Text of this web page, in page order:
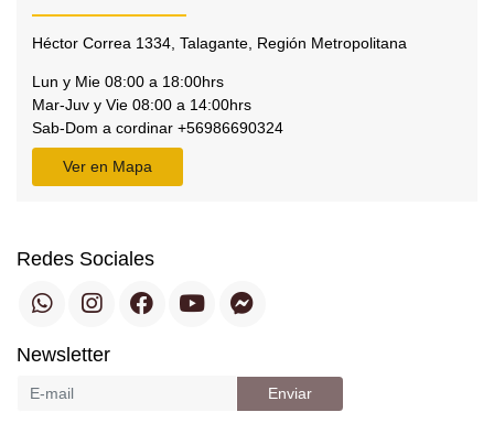
Héctor Correa 1334, Talagante, Región Metropolitana
Lun y Mie 08:00 a 18:00hrs
Mar-Juv y Vie 08:00 a 14:00hrs
Sab-Dom a cordinar +56986690324
Ver en Mapa
Redes Sociales
Newsletter
Enviar